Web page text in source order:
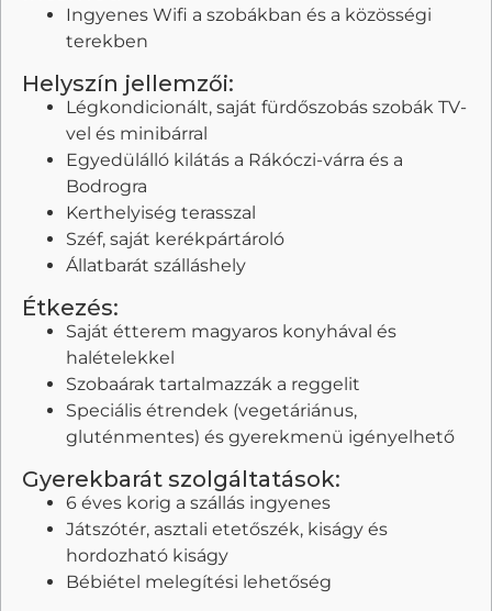
Ingyenes Wifi a szobákban és a közösségi
terekben
Helyszín jellemzői:
Légkondicionált, saját fürdőszobás szobák TV-
vel és minibárral
Egyedülálló kilátás a Rákóczi-várra és a
Bodrogra
Kerthelyiség terasszal
Széf, saját kerékpártároló
Állatbarát szálláshely
Étkezés:
Saját étterem magyaros konyhával és
halételekkel
Szobaárak tartalmazzák a reggelit
Speciális étrendek (vegetáriánus,
gluténmentes) és gyerekmenü igényelhető
Gyerekbarát szolgáltatások:
6 éves korig a szállás ingyenes
Játszótér, asztali etetőszék, kiságy és
hordozható kiságy
Bébiétel melegítési lehetőség